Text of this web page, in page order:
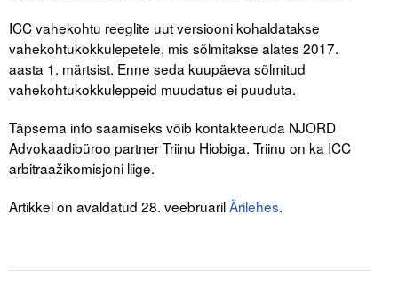
ICC vahekohtu reeglite uut versiooni kohaldatakse
vahekohtukokkulepetele, mis sõlmitakse alates 2017.
aasta 1. märtsist. Enne seda kuupäeva sõlmitud
vahekohtukokkuleppeid muudatus ei puuduta.
Täpsema info saamiseks võib kontakteeruda NJORD
Advokaadibüroo partner Triinu Hiobiga. Triinu on ka ICC
arbitraažikomisjoni liige.
Artikkel on avaldatud 28. veebruarilÄrilehes.